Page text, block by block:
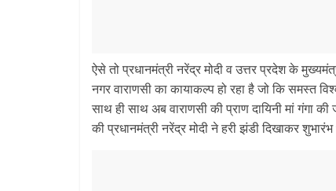
ऐसे तो प्रधानमंत्री नरेंद्र मोदी व उत्तर प्रदेश के
नगर वाराणसी का कायाकल्प हो रहा है जो कि समस्त
साथ ही साथ अब वाराणसी की प्राण दायिनी मां
की प्रधानमंत्री नरेंद्र मोदी ने हरी झंडी दिखाकर